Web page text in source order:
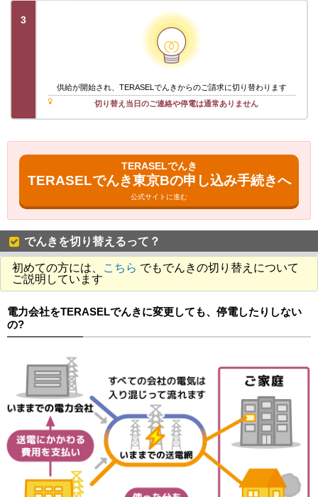
3
供給が開始され、TERASELでんきからのご請求に切り替わります
切り替え当日のご連絡や停電は通常ありません
TERASELでんき
TERASELでんき東京Bの申し込み手続きへ
公式サイトに進む
でんきを切り替えるって？
初めての方には、 こちら でもでんきの切り替えについて
ご説明しています
電力会社をTERASELでんきに変更しても、停電したりしない
の?